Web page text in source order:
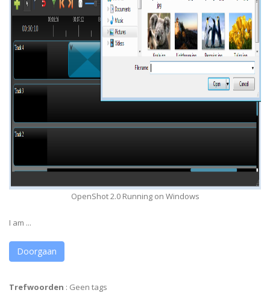
OpenShot 2.0 Running on Windows
I am ...
Doorgaan
Trefwoorden : Geen tags